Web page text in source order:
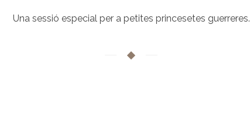
Una sessió especial per a petites princesetes guerreres.